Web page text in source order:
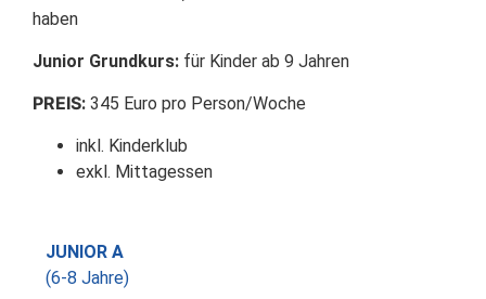
haben
Junior Grundkurs: für Kinder ab 9 Jahren
PREIS: 345 Euro pro Person/Woche
inkl. Kinderklub
exkl. Mittagessen
JUNIOR A
(6-8 Jahre)